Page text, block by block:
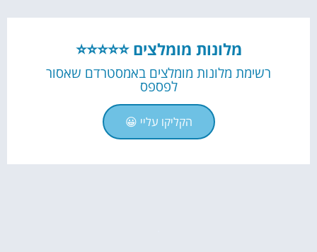
מלונות מומלצים ⭐⭐⭐⭐⭐
רשימת מלונות מומלצים באמסטרדם שאסור
לפספס
הקליקו עליי 😀